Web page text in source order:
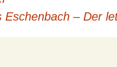
Eschenbach – Der